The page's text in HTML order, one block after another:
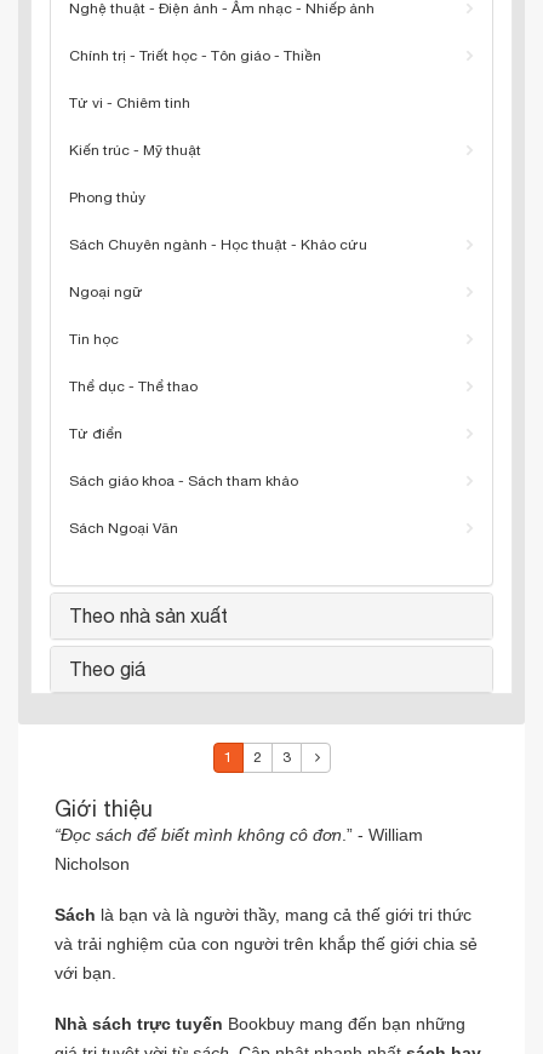
Nghệ thuật - Điện ảnh - Âm nhạc - Nhiếp ảnh
Chính trị - Triết học - Tôn giáo - Thiền
Tử vi - Chiêm tinh
Kiến trúc - Mỹ thuật
Phong thủy
Sách Chuyên ngành - Học thuật - Khảo cứu
Ngoại ngữ
Tin học
Thể dục - Thể thao
Từ điển
Sách giáo khoa - Sách tham khảo
Sách Ngoại Văn
Theo nhà sản xuất
Theo giá
1 2 3
Giới thiệu
“Đọc sách để biết mình không cô đơn .” - William
Nicholson
Sách là bạn và là người thầy, mang cả thế giới tri thức
và trải nghiệm của con người trên khắp thế giới chia sẻ
với bạn.
Nhà sách trực tuyến Bookbuy mang đến bạn những